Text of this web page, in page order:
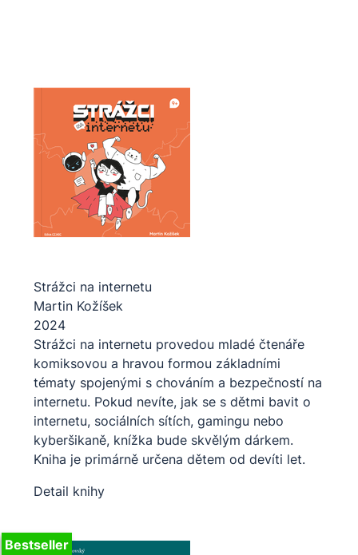
Strážci na internetu
Martin Kožíšek
2024
Strážci na internetu provedou mladé čtenáře
komiksovou a hravou formou základními
tématy spojenými s chováním a bezpečností na
internetu. Pokud nevíte, jak se s dětmi bavit o
internetu, sociálních sítích, gamingu nebo
kyberšikaně, knížka bude skvělým dárkem.
Kniha je primárně určena dětem od devíti let.
Detail knihy
Bestseller